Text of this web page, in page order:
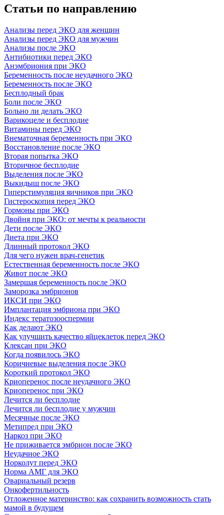
Статьи по направлению
Анализы перед ЭКО для женщин
Анализы перед ЭКО для мужчин
Анализы после ЭКО
Антибиотики перед ЭКО
Анэмбриония при ЭКО
Беременность после неудачного ЭКО
Беременность после ЭКО
Бесплодный брак
Боли после ЭКО
Больно ли делать ЭКО
Варикоцеле и бесплодие
Витамины перед ЭКО
Внематочная беременность при ЭКО
Восстановление после ЭКО
Вторая попытка ЭКО
Вторичное бесплодие
Выделения после ЭКО
Выкидыш после ЭКО
Гиперстимуляция яичников при ЭКО
Гистероскопия перед ЭКО
Гормоны при ЭКО
Двойня при ЭКО: от мечты к реальности
Дети после ЭКО
Диета при ЭКО
Длинный протокол ЭКО
Для чего нужен врач-генетик
Естественная беременность после ЭКО
Живот после ЭКО
Замершая беременность после ЭКО
Заморозка эмбрионов
ИКСИ при ЭКО
Имплантация эмбриона при ЭКО
Индекс тератозооспермии
Как делают ЭКО
Как улучшить качество яйцеклеток перед ЭКО
Клексан при ЭКО
Когда появилось ЭКО
Коричневые выделения после ЭКО
Короткий протокол ЭКО
Криоперенос после неудачного ЭКО
Криоперенос при ЭКО
Лечится ли бесплодие
Лечится ли бесплодие у мужчин
Месячные после ЭКО
Метипред при ЭКО
Наркоз при ЭКО
Не приживается эмбрион после ЭКО
Неудачное ЭКО
Норколут перед ЭКО
Норма АМГ для ЭКО
Овариальный резерв
Онкофертильность
Отложенное материнство: как сохранить возможность стать
мамой в будущем